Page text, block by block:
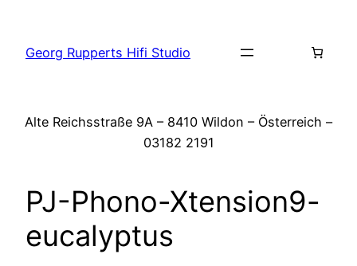
springen
Georg Rupperts Hifi Studio
Alte Reichsstraße 9A – 8410 Wildon – Österreich –
03182 2191
PJ-Phono-Xtension9-
eucalyptus